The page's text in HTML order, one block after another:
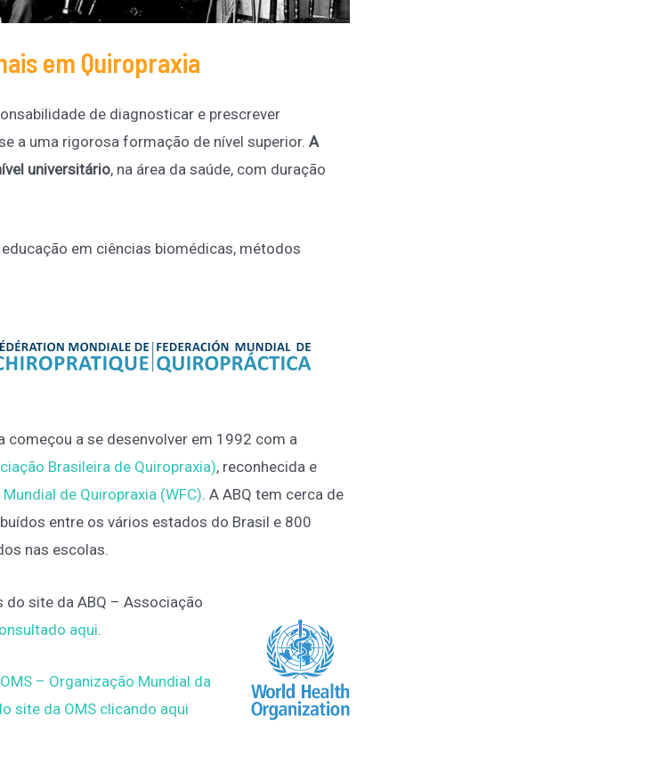
em Quiropraxia
de diagnosticar e prescrever
a uma rigorosa formação de nível superior.A
universitário, na área da saúde, com duração
em ciências biomédicas, métodos
começou a se desenvolver em 1992 com a
Brasileira de Quiropraxia), reconhecida e
de Quiropraxia (WFC). A ABQ tem cerca de
entre os vários estados do Brasil e 800
nas escolas.
site da ABQ – Associação
aqui.
OMS – Organização Mundial da
site da OMS clicando aqui